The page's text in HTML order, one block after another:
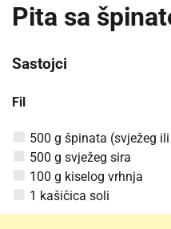
Pita sa
Sastojci
Fil
500 g špinata (svježeg
500 g svježeg sira
100 g kiselog vrhnja
1 kašičica soli